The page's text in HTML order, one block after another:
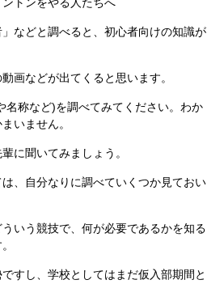
などと調べると、初心者向けの知識が
画などが出てくると思います。
名称など)を調べてみてください。わか
いません。
に聞いてみましょう。
、自分なりに調べていくつか見ておい
いう競技で、何が必要であるかを知る
すし、学校としてはまだ仮入部期間と